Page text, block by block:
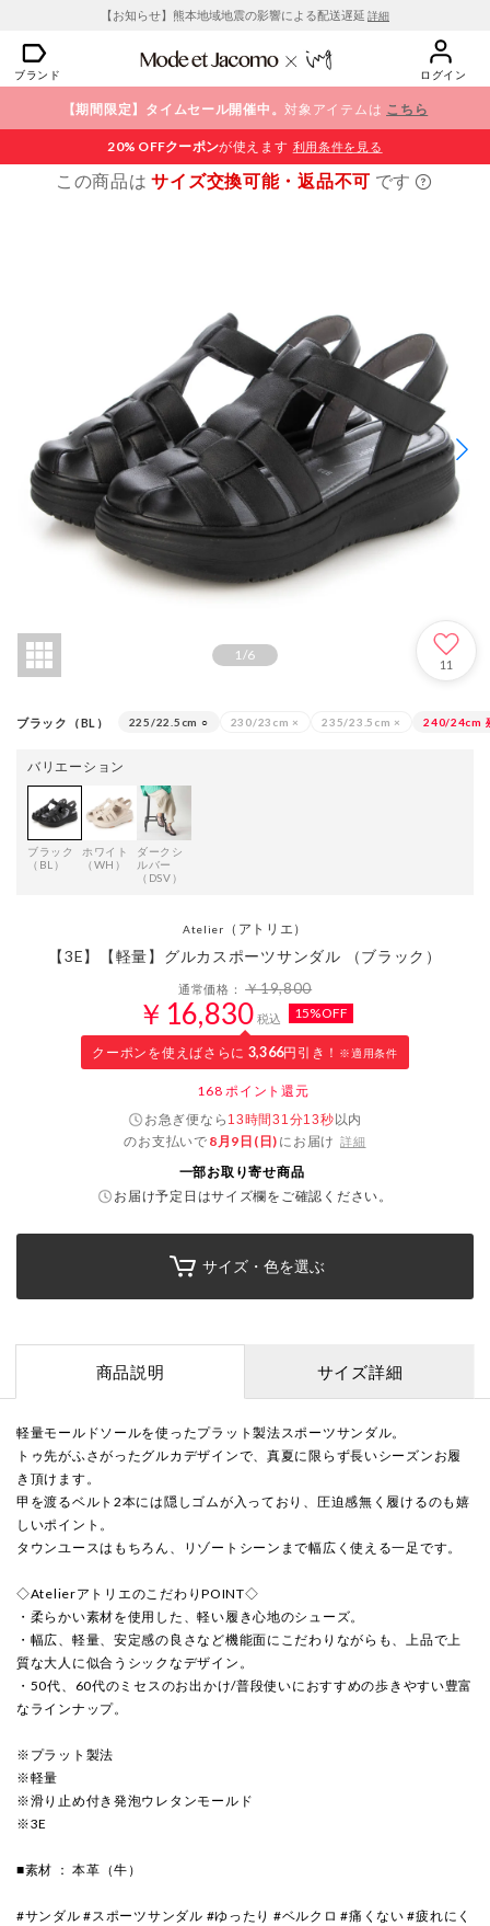
【お知らせ】熊本地域地震の影響による配送遅延 詳細
ブランド ログイン
【期間限定】タイムセール開催中。対象アイテムは こちら
20% OFFクーポンが使えます 利用条件を見る
この商品はサイズ交換可能・返品不可 です
1/6
11
ブラック（BL） 225/22.5cm ○ 230/23cm × 235/23.5cm × 240/24cm
バリエーション
ブラック
（BL）
ホワイト
（WH）
ダークシ
ルバー
（DSV）
Atelier （アトリエ）
【3E】【軽量】グルカスポーツサンダル （ブラック）
通常価格：￥19,800
￥16,830 税込 15%OFF
クーポンを使えばさらに 3,366円引き！ ※適用条件
168 ポイント還元
お急ぎ便なら 13時間31分12秒以内
のお支払いで 8月9日(日) にお届け 詳細
一部お取り寄せ商品
お届け予定日はサイズ欄をご確認ください。
サイズ・色を選ぶ
商品説明 サイズ詳細
軽量モールドソールを使ったプラット製法スポーツサンダル。
トゥ先がふさがったグルカデザインで、真夏に限らず長いシーズンお履
き頂けます。
甲を渡るベルト2本には隠しゴムが入っており、圧迫感無く履けるのも嬉
しいポイント。
タウンユースはもちろん、リゾートシーンまで幅広く使える一足です。
◇AtelierアトリエのこだわりPOINT◇
・柔らかい素材を使用した、軽い履き心地のシューズ。
・幅広、軽量、安定感の良さなど機能面にこだわりながらも、上品で上
質な大人に似合うシックなデザイン。
・50代、60代のミセスのお出かけ/普段使いにおすすめの歩きやすい豊富
なラインナップ。
※プラット製法
※軽量
※滑り止め付き発泡ウレタンモールド
※3E
■素材 ： 本革（牛）
#サンダル #スポーツサンダル #ゆったり #ベルクロ #痛くない #疲れにく